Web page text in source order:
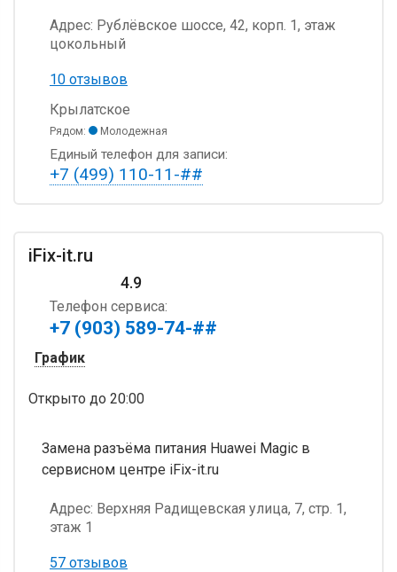
Адрес: Рублёвское шоссе, 42, корп. 1, этаж
цокольный
10 отзывов
Крылатское
Рядом: Молодежная
Единый телефон для записи:
+7 (499) 110-11-##
iFix-it.ru
4.9
Телефон сервиса:
+7 (903) 589-74-##
График
Открыто до 20:00
Замена разъёма питания Huawei Magic в
сервисном центре iFix-it.ru
Адрес: Верхняя Радищевская улица, 7, стр. 1,
этаж 1
57 отзывов